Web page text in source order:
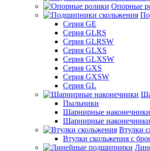
Опорные
Серия GE
Серия GLRS
Серия GLRSW
Серия GLXS
Серия GLXSW
Серия GXS
Серия GXSW
Серия GL
Пыльники
Шарнирные
Шарнирные наконечники
Втулки
Втулки скольжения с